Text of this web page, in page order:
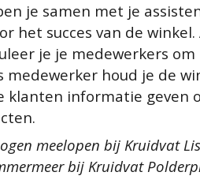
je samen met je
het succes van de winkel.
je je medewerkers
medewerker houd je de
klanten informatie geven
meelopen bij Kruidvat
bij Kruidvat